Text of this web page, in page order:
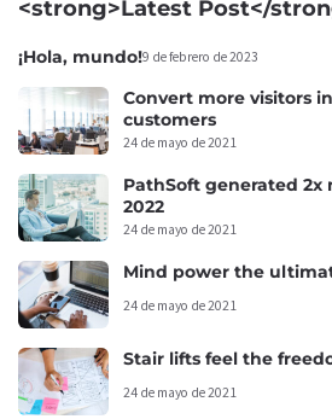
<strong>Latest Post</
¡Hola, mundo!9 de febrero de 2023
Convert more visitors
customers
24 de mayo de 2021
PathSoft generated 2x
2022
24 de mayo de 2021
Mind power the
24 de mayo de 2021
Stair lifts feel the
24 de mayo de 2021